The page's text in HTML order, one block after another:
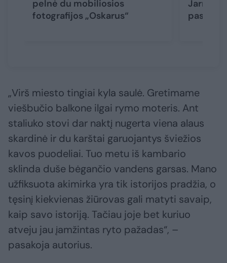
pelnė du mobiliosios
fotografijos „Oskarus“
„Virš miesto tingiai kyla saulė. Gretimame
viešbučio balkone ilgai rymo moteris. Ant
staliuko stovi dar naktį nugerta viena alaus
skardinė ir du karštai garuojantys šviežios
kavos puodeliai. Tuo metu iš kambario
sklinda duše bėgančio vandens garsas. Mano
užfiksuota akimirka yra tik istorijos pradžia, o
tęsinį kiekvienas žiūrovas gali matyti savaip,
kaip savo istoriją. Tačiau joje bet kuriuo
atveju jau įamžintas ryto pažadas“, –
pasakoja autorius.